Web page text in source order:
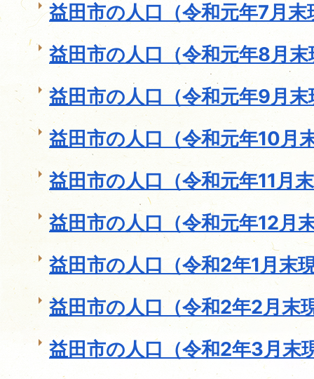
益田市の人口（令和元年7月末
益田市の人口（令和元年8月末
益田市の人口（令和元年9月
益田市の人口（令和元年10月
益田市の人口（令和元年11月
益田市の人口（令和元年12月
益田市の人口（令和2年1月末
益田市の人口（令和2年2月末
益田市の人口（令和2年3月末